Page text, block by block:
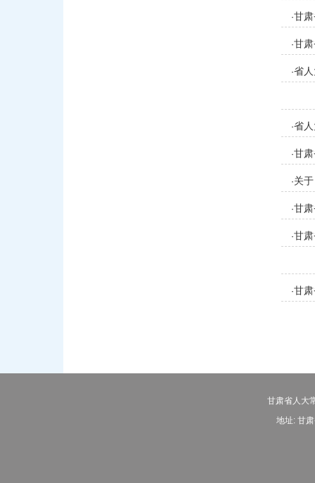
·甘
·甘
·省
·省
·甘
案
·关
·甘
·甘
·甘
甘肃省人大
地址: 甘